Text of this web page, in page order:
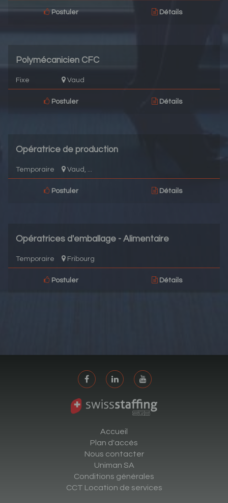
Postuler Détails
Polymécanicien CFC
Fixe Vaud
Postuler Détails
Opératrice de production
Temporaire Vaud, ...
Postuler Détails
Opératrices d'emballage - Alimentaire
Temporaire Fribourg
Postuler Détails
Accueil
Plan d'accès
Nous contacter
Uniman SA
Conditions générales
CCT Location de services